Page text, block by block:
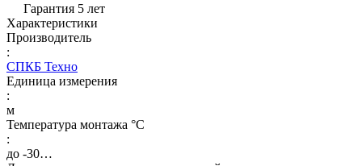
Гарантия 5 лет
Характеристики
Производитель
:
СПКБ Техно
Единица измерения
:
м
Температура монтажа °C
:
до -30…